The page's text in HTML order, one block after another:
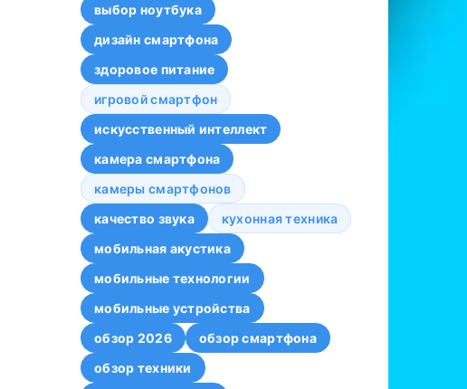
выбор ноутбука
дизайн смартфона
здоровое питание
игровой смартфон
искусственный интеллект
камера смартфона
камеры смартфонов
качество звука
кухонная техника
мобильная акустика
мобильные технологии
мобильные устройства
обзор 2026
обзор смартфона
обзор техники